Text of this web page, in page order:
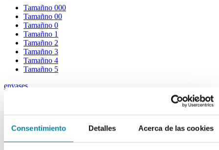
Consentimiento Detalles Acerca de las cookies
Tamañno 000
Tamañno 00
Tamañno 0
Tamañno 1
Tamañno 2
Tamañno 3
Tamañno 4
Tamañno 5
envases
Gama ariless